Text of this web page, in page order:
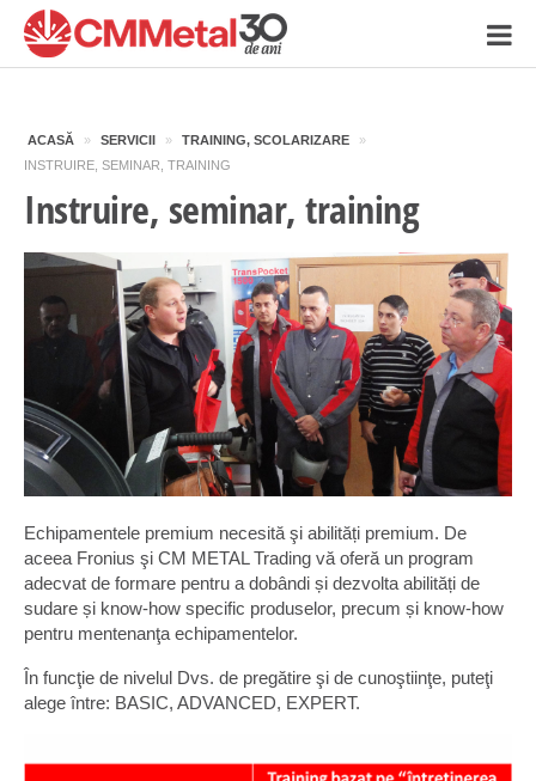
ACASĂ » SERVICII » TRAINING, SCOLARIZARE
»
INSTRUIRE, SEMINAR, TRAINING
Instruire, seminar, training
Echipamentele premium necesită şi abilități premium. De
aceea Fronius şi CM METAL Trading vă oferă un program
adecvat de formare pentru a dobândi și dezvolta abilități de
sudare și know-how specific produselor, precum și know-how
pentru mentenanţa echipamentelor.
În funcţie de nivelul Dvs. de pregătire şi de cunoştiinţe, puteţi
alege între: BASIC, ADVANCED, EXPERT.